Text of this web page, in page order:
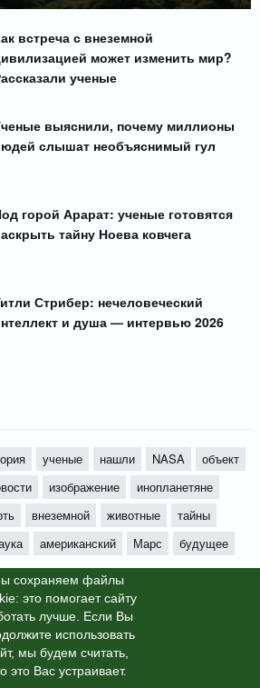
cохраняем файлы
это помогает сайту
лучше. Если Вы
использовать
мы будем считать,
это Вас устраивает.
встреча с внеземной
может изменить мир?
ученые
выяснили, почему миллионы
слышат необъяснимый гул
горой Арарат: ученые готовятся
тайну Ноева ковчега
Стрибер: нечеловеческий
и душа — интервью 2026
ученые нашли NASA
объект
изображение
инопланетяне
внеземной животные
тайны
американский Марс
будущее
2025г. This site is protected by
Privacy Policyand